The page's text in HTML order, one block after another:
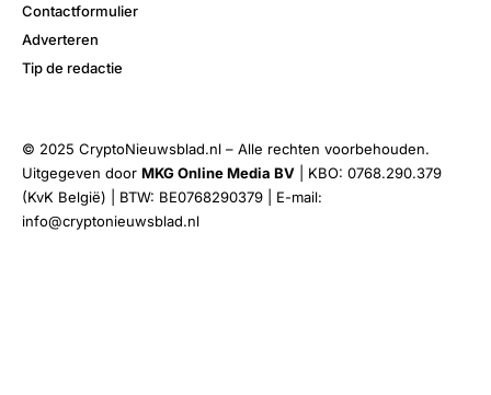
Contactformulier
Adverteren
Tip de redactie
© 2025 CryptoNieuwsblad.nl – Alle rechten voorbehouden.
Uitgegeven door MKG Online Media BV | KBO: 0768.290.379
(KvK België) | BTW: BE0768290379 | E-mail:
info@cryptonieuwsblad.nl